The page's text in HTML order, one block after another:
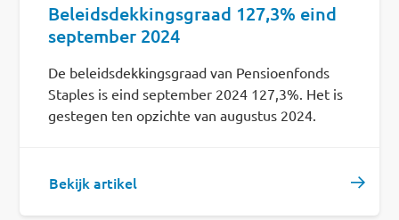
Beleidsdekkingsgraad 127,3% eind
september 2024
De beleidsdekkingsgraad van Pensioenfonds
Staples is eind september 2024 127,3%. Het is
gestegen ten opzichte van augustus 2024.
Bekijk artikel